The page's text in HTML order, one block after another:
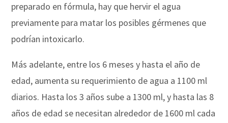
preparado en fórmula, hay que hervir el agua
previamente para matar los posibles gérmenes que
podrían intoxicarlo.
Más adelante, entre los 6 meses y hasta el año de
edad, aumenta su requerimiento de agua a 1100 ml
diarios. Hasta los 3 años sube a 1300 ml, y hasta las 8
años de edad se necesitan alrededor de 1600 ml cada